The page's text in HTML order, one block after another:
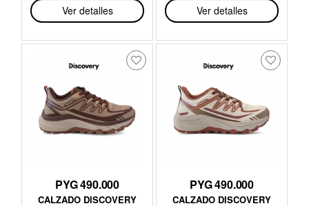
Ver detalles Ver detalles
PYG 490.000
CALZADO DISCOVERY
PYG 490.000
CALZADO DISCOVERY